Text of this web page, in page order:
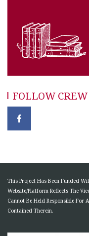
FOLLOW
This Project Has Been Funded
Website/Platform Reflects The
Cannot Be Held Responsible For
Contained Therein.